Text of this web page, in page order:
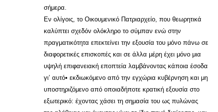
σήμερα.
Εν ολίγοις, το Οικουμενικό Πατριαρχείο, που θεωρητικά
καλύπτει σχεδόν ολόκληρο το σύμπαν ενώ στην
πραγματικότητα επεκτείνει την εξουσία του μόνο πάνω σε
διαφορετικές επισκοπές και σε άλλα μέρη έχει μόνο μια
υψηλή επιφανειακή εποπτεία λαμβάνοντας κάποια έσοδα
γι’ αυτό• εκδιωκόμενο από την εγχώρια κυβέρνηση και μη
υποστηριζόμενο από οποιαδήποτε κρατική εξουσία στο
εξωτερικό: έχοντας χάσει τη σημασία του ως πυλώνας